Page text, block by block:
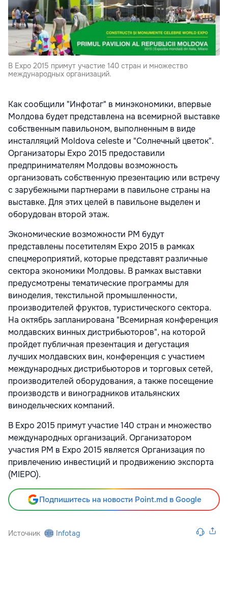
В Expo 2015 примут участие 140 стран и множество
международных организаций.
Как сообщили "Инфотаг" в минэкономики, впервые
Молдова будет представлена на всемирной выставке
собственным павильоном, выполненным в виде
инсталляций Moldova celeste и "Солнечный цветок".
Организаторы Expo 2015 предоставили
предпринимателям Молдовы возможность
организовать собственную презентацию или встречу
с зарубежными партнерами в павильоне страны на
выставке. Для этих целей в павильоне выделен и
оборудован второй этаж.
Экономические возможности РМ будут
представлены посетителям Expo 2015 в рамках
спецмероприятий, которые представят различные
сектора экономики Молдовы. В рамках выставки
предусмотрены тематические программы для
виноделия, текстильной промышленности,
производителей фруктов, туристического сектора.
На октябрь запланирована "Всемирная конференция
молдавских винных дистрибьюторов", на которой
пройдет публичная презентация и дегустация
лучших молдавских вин, конференция с участием
международных дистрибьюторов и торговых сетей,
производителей оборудования, а также посещение
производств и виноградников итальянских
винодельческих компаний.
В Expo 2015 примут участие 140 стран и множество
международных организаций. Организатором
участия РМ в Expo 2015 является Организация по
привлечению инвестиций и продвижению экспорта
(MIEPO).
Подпишитесь на новости Point.md в Google
Источник Infotag